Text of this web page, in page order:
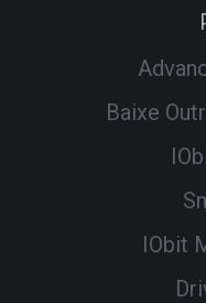
Baixe
IObit